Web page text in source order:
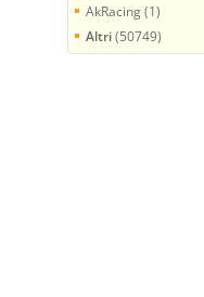
AkRacing (1)
Altri(50749)